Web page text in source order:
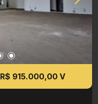
R$ 915.000,00 V